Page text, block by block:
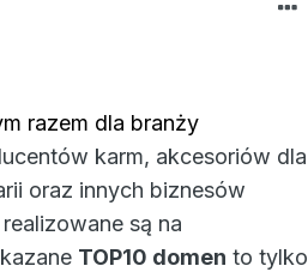
razem dla branży
karm, akcesoriów dla
oraz innych biznesów
są na
TOP10 domen to tylko